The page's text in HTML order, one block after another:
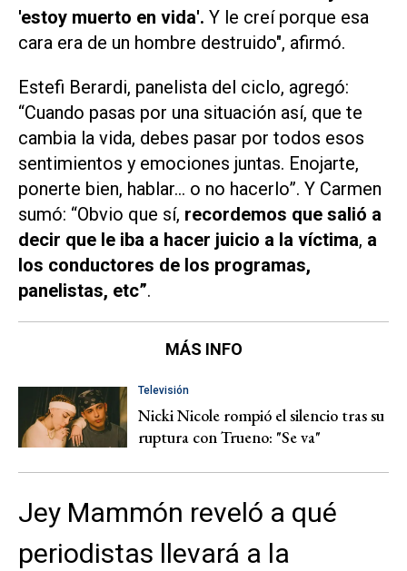
'estoy muerto en vida'. Y le creí porque esa
cara era de un hombre destruido", afirmó.
Estefi Berardi, panelista del ciclo, agregó:
“Cuando pasas por una situación así, que te
cambia la vida, debes pasar por todos esos
sentimientos y emociones juntas. Enojarte,
ponerte bien, hablar… o no hacerlo”. Y Carmen
sumó: “Obvio que sí, recordemos que salió a
decir que le iba a hacer juicio a la víctima, a
los conductores de los programas,
panelistas, etc”.
MÁS INFO
Televisión
Nicki Nicole rompió el silencio tras su
ruptura con Trueno: "Se va"
Jey Mammón reveló a qué
periodistas llevará a la